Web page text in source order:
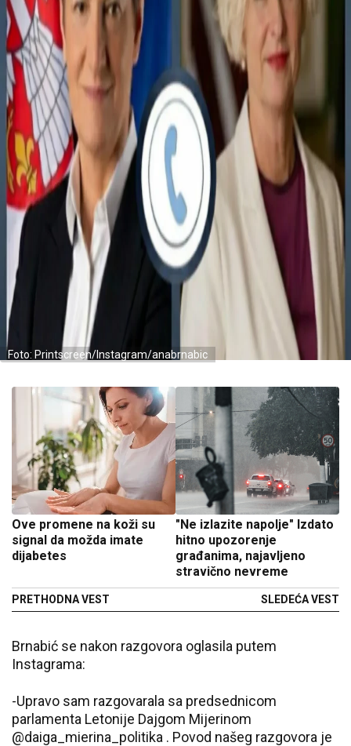
Foto: Printscreen/Instagram/anabrnabic
Ove promene na koži su
signal da možda imate
dijabetes
PRETHODNA VEST
"Ne izlazite napolje" Izdato
hitno upozorenje
građanima, najavljeno
stravično nevreme
SLEDEĆA VEST
Brnabić se nakon razgovora oglasila putem
Instagrama:
-Upravo sam razgovarala sa predsednicom
parlamenta Letonije Dajgom Mijerinom
@daiga_mierina_politika . Povod našeg razgovora je